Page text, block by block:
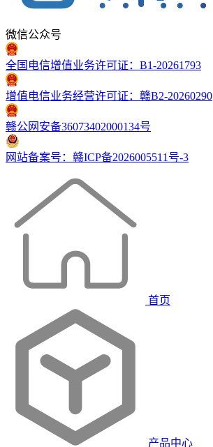
微信公众号
全国电信增值业务许可证：B1-20261793
增值电信业务经营许可证：赣B2-20260290
赣公网安备36073402000134号
网站备案号：赣ICP备2026005511号-3
首页
产品中心